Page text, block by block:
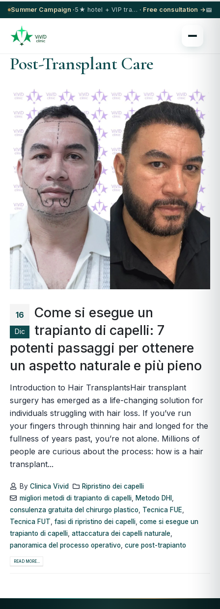
Summer Campaign · 5★ hotel + VIP transfer on select procedures · Free consultation →
Post-Transplant Care
16
Dic
Come si esegue un
trapianto di capelli: 7
potenti passaggi per ottenere
un aspetto naturale e più pieno
Introduction to Hair TransplantsHair transplant
surgery has emerged as a life-changing solution for
individuals struggling with hair loss. If you’ve run
your fingers through thinning hair and longed for the
fullness of years past, you’re not alone. Millions of
people are curious about the process: how is a hair
transplant...
By Clinica Vivid
Ripristino dei capelli
migliori metodi di trapianto di capelli, Metodo DHI
consulenza gratuita del chirurgo plastico
Tecnica FUE
Tecnica FUT fasi di ripristino dei capelli come si esegue un
trapianto di capelli attaccatura dei capelli naturale
panoramica del processo operativo cure post-trapianto
READ MORE...